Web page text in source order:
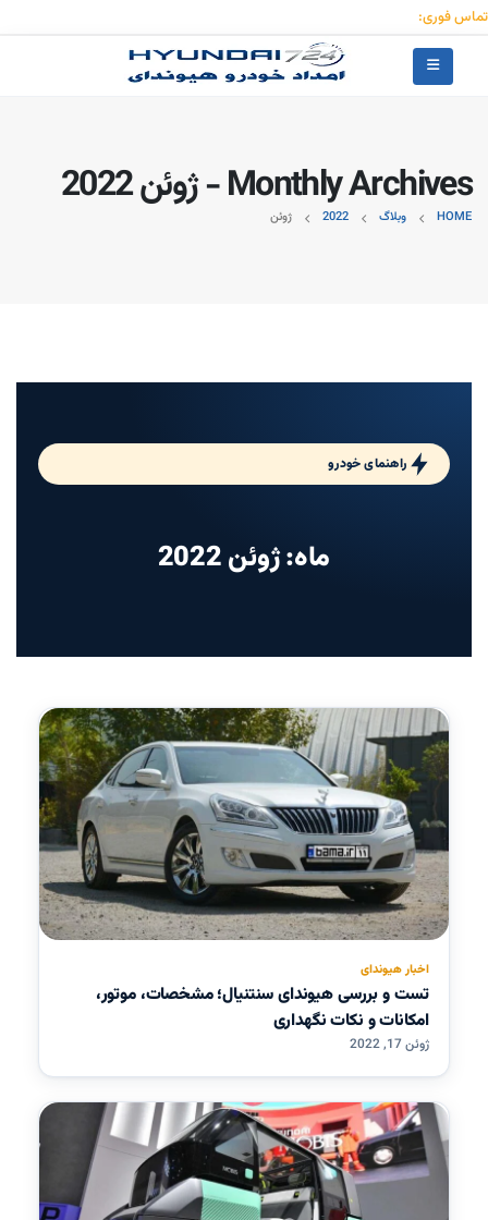
تماس فوری:
Monthly Archives - ژوئن 2022
HOME وبلاگ 2022 ژوئن
راهنمای خودرو
ماه: ژوئن 2022
اخبار هیوندای
تست و بررسی هیوندای سنتنیال؛ مشخصات، موتور،
امکانات و نکات نگهداری
ژوئن 17, 2022